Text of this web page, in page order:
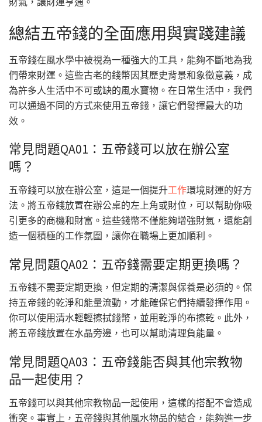
總結五帝錢的全面應用與實踐建議
五帝錢在風水學中被視為一種強大的工具，能夠不斷地為我
們帶來財運。這些古老的錢幣因其歷史背景和象徵意義，成
為許多人生活中不可或缺的風水寶物。在日常生活中，我們
可以通過不同的方式來使用五帝錢，讓它們發揮最大的功
效。
常見問題QA01：五帝錢可以放在辦公室
嗎？
五帝錢可以放在辦公室，這是一個提升工作環境財運的好方
法。將五帝錢放置在辦公桌的左上角或財位，可以幫助你吸
引更多的商機和財富。這些錢幣不僅能夠增強財氣，還能創
造一個積極的工作氛圍，讓你在職場上更加順利。
常見問題QA02：五帝錢需要定期更換嗎？
五帝錢不需要定期更換，但定期的清潔與保養是必須的。保
持五帝錢的乾淨和能量流動，才能確保它們持續發揮作用。
你可以使用清水輕輕擦拭錢幣，並用乾淨的布擦乾。此外，
將五帝錢放置在水晶旁邊，也可以幫助清理負能量。
常見問題QA03：五帝錢能否與其他宗教物
品一起使用？
五帝錢可以與其他宗教物品一起使用，這樣的搭配不會造成
衝突。事實上，五帝錢與其他風水物品的結合，能夠進一步